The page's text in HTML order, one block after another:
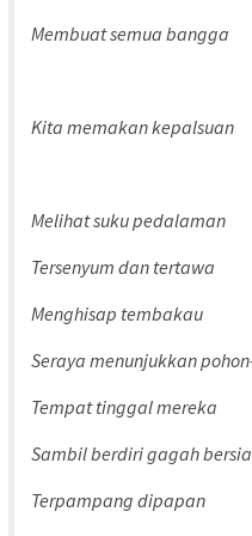
Membuat semua bangga
Kita memakan kepalsuan
Melihat suku pedalaman
Tersenyum dan tertawa
Menghisap tembakau
Seraya menunjukkan
Tempat tinggal mereka
Sambil berdiri gagah
Terpampang dipapan